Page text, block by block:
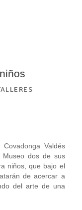
Valdés
Museo dos de sus
niños, que bajo el
de acercar a
del arte de una